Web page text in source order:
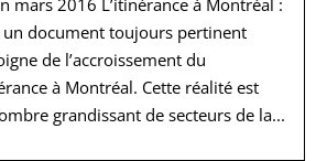
mars 2016 L’itinérance à Montréal :
un document toujours pertinent
de l’accroissement du
à Montréal. Cette réalité est
grandissant de secteurs de la...